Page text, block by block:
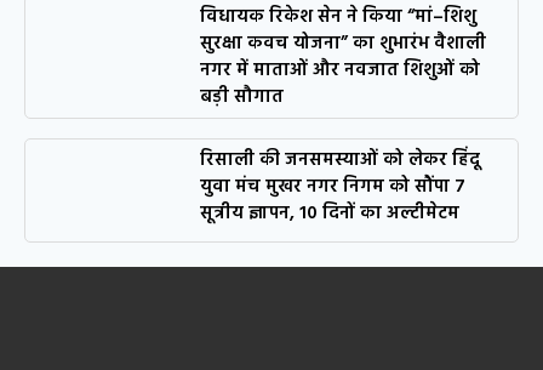
विधायक रिकेश सेन ने किया “मां–शिशु
सुरक्षा कवच योजना” का शुभारंभ वैशाली
नगर में माताओं और नवजात शिशुओं को
बड़ी सौगात
रिसाली की जनसमस्याओं को लेकर हिंदू
युवा मंच मुखर नगर निगम को सौंपा 7
सूत्रीय ज्ञापन, 10 दिनों का अल्टीमेटम